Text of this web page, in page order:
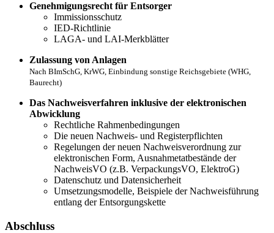
Genehmigungsrecht für Entsorger
Immissionsschutz
IED-Richtlinie
LAGA- und LAI-Merkblätter
Zulassung von Anlagen
Nach BImSchG, KrWG, Einbindung sonstige Reichsgebiete (WHG,
Baurecht)
Das Nachweisverfahren inklusive der elektronischen
Abwicklung
Rechtliche Rahmenbedingungen
Die neuen Nachweis- und Registerpflichten
Regelungen der neuen Nachweisverordnung zur
elektronischen Form, Ausnahmetatbestände der
NachweisVO (z.B. VerpackungsVO, ElektroG)
Datenschutz und Datensicherheit
Umsetzungsmodelle, Beispiele der Nachweisführung
entlang der Entsorgungskette
Abschluss